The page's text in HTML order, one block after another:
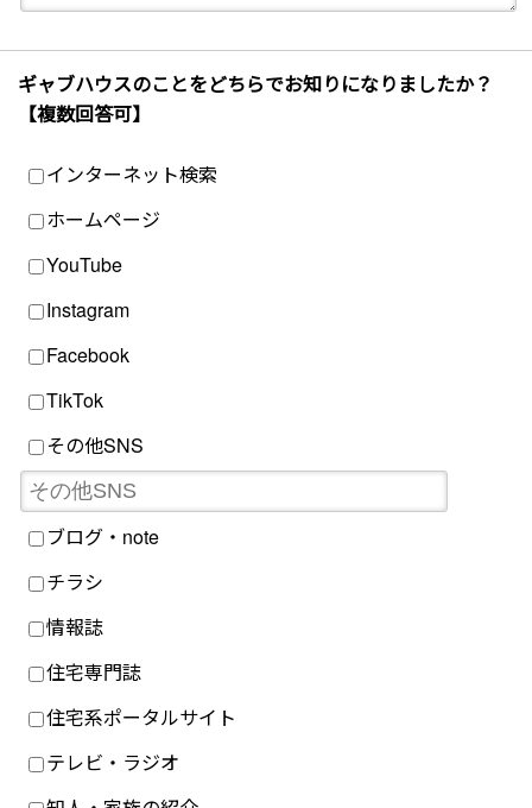
ギャブハウスのことをどちらでお知りになりましたか？
【複数回答可】
インターネット検索
ホームページ
YouTube
Instagram
Facebook
TikTok
その他SNS
ブログ・note
チラシ
情報誌
住宅専門誌
住宅系ポータルサイト
テレビ・ラジオ